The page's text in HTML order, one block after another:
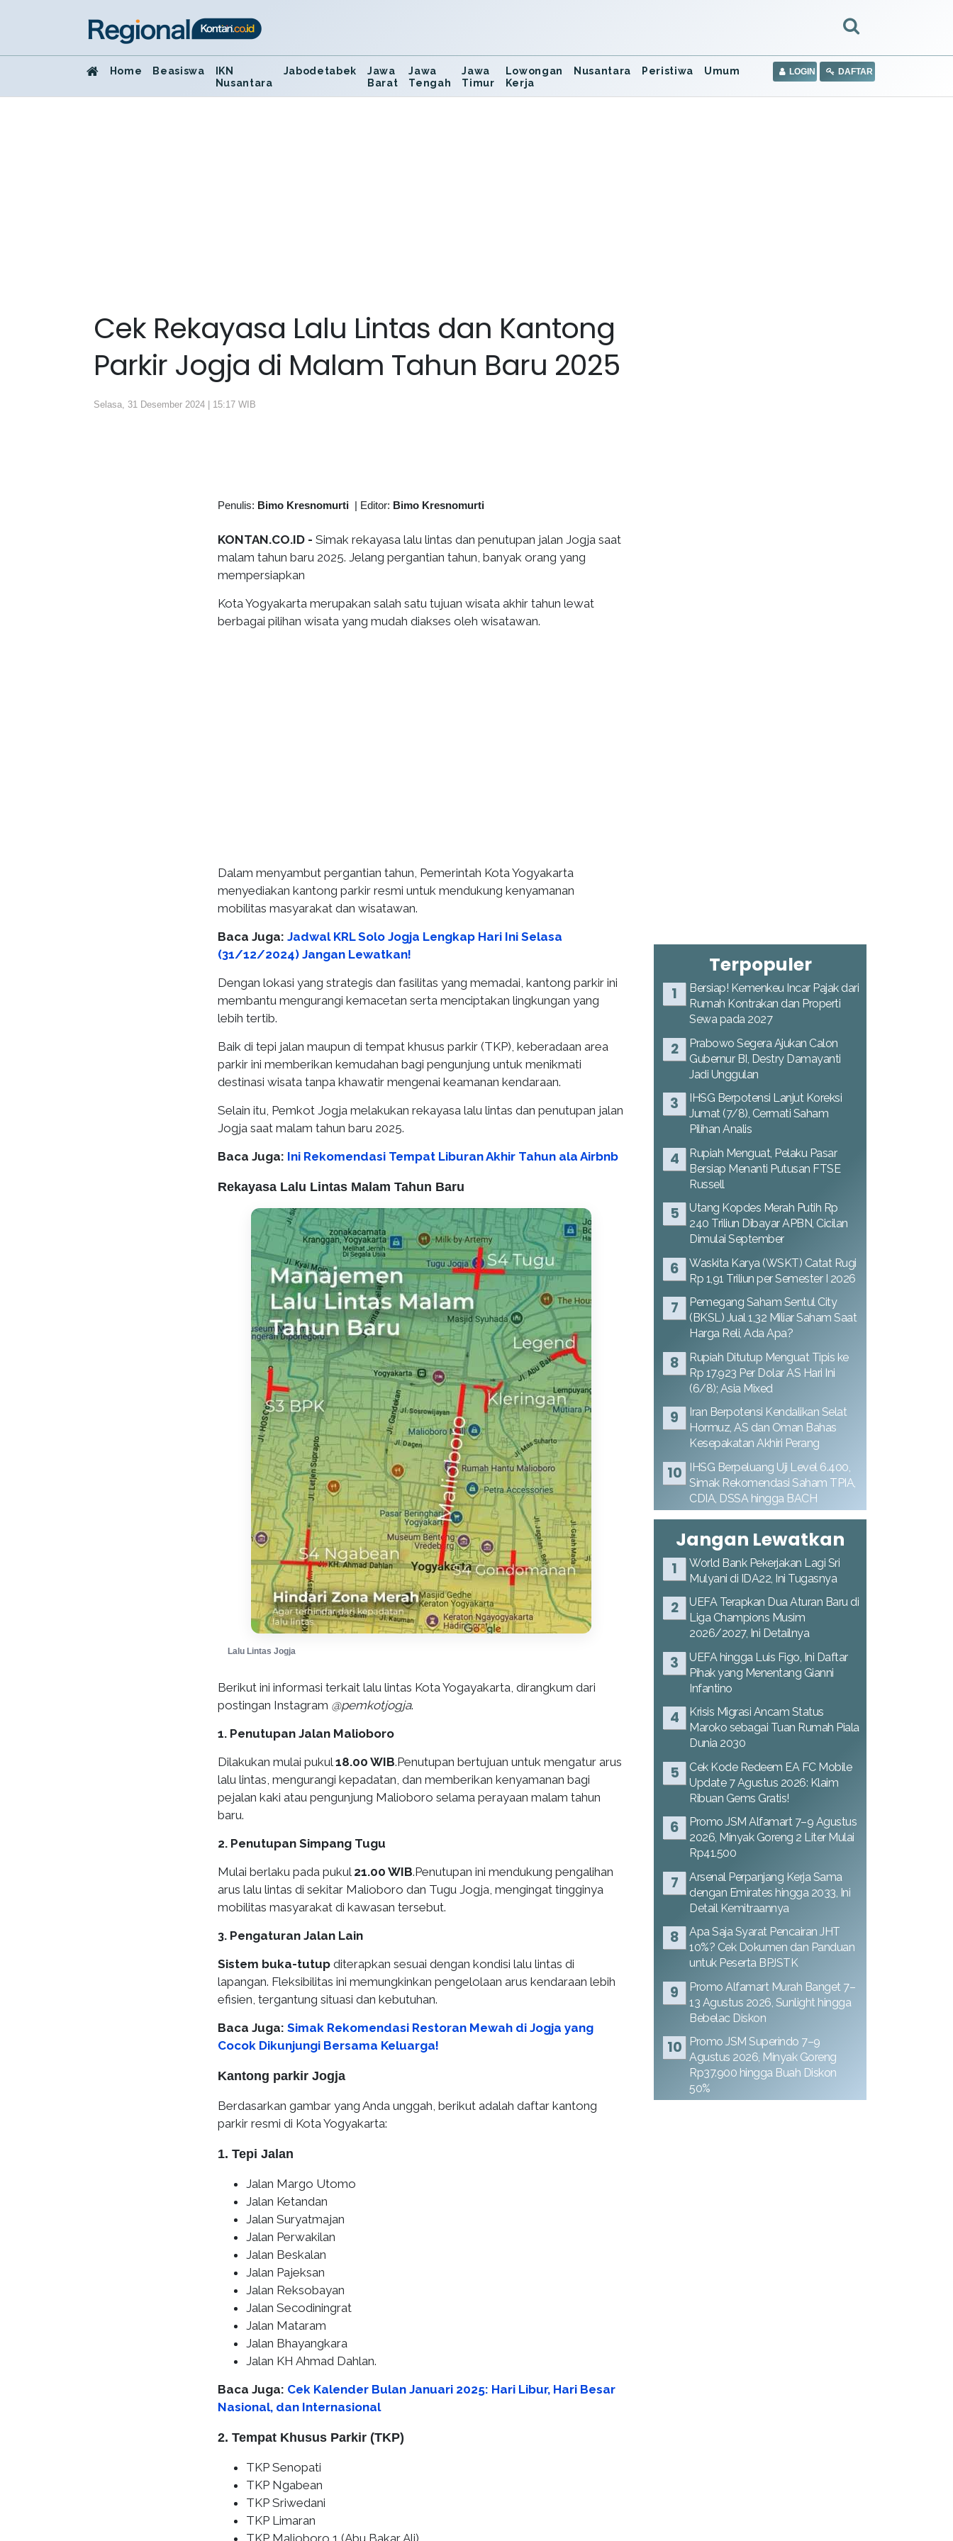
Home Beasiswa
IKN
Nusantara
Jabodetabek
Jawa
Barat
Jawa
Tengah
Jawa
Timur
Lowongan
Kerja
Nusantara Peristiwa Umum LOGIN DAFTAR
Cek Rekayasa Lalu Lintas dan Kantong
Parkir Jogja di Malam Tahun Baru 2025
Selasa, 31 Desember 2024 | 15:17 WIB
Penulis: Bimo Kresnomurti | Editor: Bimo Kresnomurti
KONTAN.CO.ID - Simak rekayasa lalu lintas dan penutupan jalan Jogja saat
malam tahun baru 2025. Jelang pergantian tahun, banyak orang yang
mempersiapkan
Kota Yogyakarta merupakan salah satu tujuan wisata akhir tahun lewat
berbagai pilihan wisata yang mudah diakses oleh wisatawan.
Dalam menyambut pergantian tahun, Pemerintah Kota Yogyakarta
menyediakan kantong parkir resmi untuk mendukung kenyamanan
mobilitas masyarakat dan wisatawan.
Baca Juga: Jadwal KRL Solo Jogja Lengkap Hari Ini Selasa
(31/12/2024) Jangan Lewatkan!
Dengan lokasi yang strategis dan fasilitas yang memadai, kantong parkir ini
membantu mengurangi kemacetan serta menciptakan lingkungan yang
lebih tertib.
Baik di tepi jalan maupun di tempat khusus parkir (TKP), keberadaan area
parkir ini memberikan kemudahan bagi pengunjung untuk menikmati
destinasi wisata tanpa khawatir mengenai keamanan kendaraan.
Selain itu, Pemkot Jogja melakukan rekayasa lalu lintas dan penutupan jalan
Jogja saat malam tahun baru 2025.
Baca Juga: Ini Rekomendasi Tempat Liburan Akhir Tahun ala Airbnb
Rekayasa Lalu Lintas Malam Tahun Baru
Lalu Lintas Jogja
Berikut ini informasi terkait lalu lintas Kota Yogayakarta, dirangkum dari
postingan Instagram @pemkotjogja.
1. Penutupan Jalan Malioboro
Dilakukan mulai pukul18.00 WIB.Penutupan bertujuan untuk mengatur arus
lalu lintas, mengurangi kepadatan, dan memberikan kenyamanan bagi
pejalan kaki atau pengunjung Malioboro selama perayaan malam tahun
baru.
2. Penutupan Simpang Tugu
Mulai berlaku pada pukul 21.00 WIB.Penutupan ini mendukung pengalihan
arus lalu lintas di sekitar Malioboro dan Tugu Jogja, mengingat tingginya
mobilitas masyarakat di kawasan tersebut.
3. Pengaturan Jalan Lain
Sistem buka-tutup diterapkan sesuai dengan kondisi lalu lintas di
lapangan. Fleksibilitas ini memungkinkan pengelolaan arus kendaraan lebih
efisien, tergantung situasi dan kebutuhan.
Baca Juga: Simak Rekomendasi Restoran Mewah di Jogja yang
Cocok Dikunjungi Bersama Keluarga!
Kantong parkir Jogja
Berdasarkan gambar yang Anda unggah, berikut adalah daftar kantong
parkir resmi di Kota Yogyakarta:
1. Tepi Jalan
Jalan Margo Utomo
Jalan Ketandan
Jalan Suryatmajan
Jalan Perwakilan
Jalan Beskalan
Jalan Pajeksan
Jalan Reksobayan
Jalan Secodiningrat
Jalan Mataram
Jalan Bhayangkara
Jalan KH Ahmad Dahlan.
Baca Juga: Cek Kalender Bulan Januari 2025: Hari Libur, Hari Besar
Nasional, dan Internasional
2. Tempat Khusus Parkir (TKP)
TKP Senopati
TKP Ngabean
TKP Sriwedani
TKP Limaran
TKP Malioboro 1 (Abu Bakar Ali)
Terpopuler
Bersiap! Kemenkeu Incar Pajak dari
Rumah Kontrakan dan Properti
Sewa pada 2027
Prabowo Segera Ajukan Calon
Gubernur BI, Destry Damayanti
Jadi Unggulan
IHSG Berpotensi Lanjut Koreksi
Jumat (7/8), Cermati Saham
Pilihan Analis
Rupiah Menguat, Pelaku Pasar
Bersiap Menanti Putusan FTSE
Russell
Utang Kopdes Merah Putih Rp
240 Triliun Dibayar APBN, Cicilan
Dimulai September
Waskita Karya (WSKT) Catat Rugi
Rp 1,91 Triliun per Semester I 2026
Pemegang Saham Sentul City
(BKSL) Jual 1,32 Miliar Saham Saat
Harga Reli, Ada Apa?
Rupiah Ditutup Menguat Tipis ke
Rp 17.923 Per Dolar AS Hari Ini
(6/8); Asia Mixed
Iran Berpotensi Kendalikan Selat
Hormuz, AS dan Oman Bahas
Kesepakatan Akhiri Perang
IHSG Berpeluang Uji Level 6.400,
Simak Rekomendasi Saham TPIA,
CDIA, DSSA hingga BACH
Jangan Lewatkan
World Bank Pekerjakan Lagi Sri
Mulyani di IDA22, Ini Tugasnya
UEFA Terapkan Dua Aturan Baru di
Liga Champions Musim
2026/2027, Ini Detailnya
UEFA hingga Luis Figo, Ini Daftar
Pihak yang Menentang Gianni
Infantino
Krisis Migrasi Ancam Status
Maroko sebagai Tuan Rumah Piala
Dunia 2030
Cek Kode Redeem EA FC Mobile
Update 7 Agustus 2026: Klaim
Ribuan Gems Gratis!
Promo JSM Alfamart 7–9 Agustus
2026, Minyak Goreng 2 Liter Mulai
Rp41.500
Arsenal Perpanjang Kerja Sama
dengan Emirates hingga 2033, Ini
Detail Kemitraannya
Apa Saja Syarat Pencairan JHT
10%? Cek Dokumen dan Panduan
untuk Peserta BPJSTK
Promo Alfamart Murah Banget 7–
13 Agustus 2026, Sunlight hingga
Bebelac Diskon
Promo JSM Superindo 7–9
Agustus 2026, Minyak Goreng
Rp37.900 hingga Buah Diskon
50%